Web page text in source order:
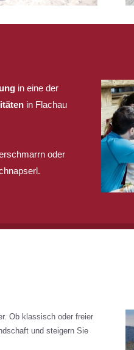
in eine der
in Flachau
oder
Ob klassisch oder freier
und steigern Sie